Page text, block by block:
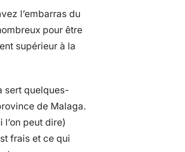
l’embarras du
pour être
supérieur à la
sert quelques-
de Malaga.
peut dire)
frais et ce qui